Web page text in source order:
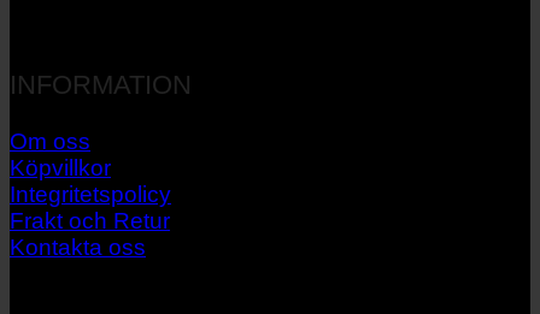
INFORMATION
Om oss
Köpvillkor
Integritetspolicy
Frakt och Retur
Kontakta oss